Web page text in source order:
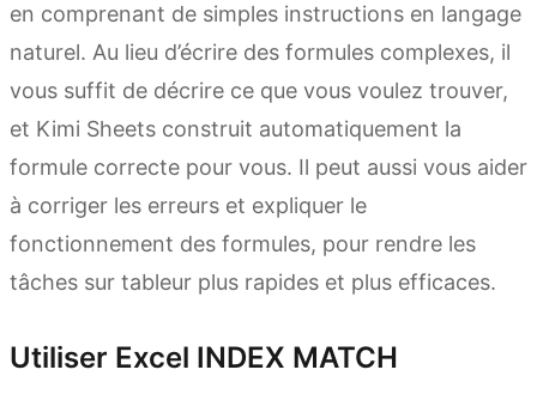
en comprenant de simples instructions en langage
naturel. Au lieu d’écrire des formules complexes, il
vous suffit de décrire ce que vous voulez trouver,
et Kimi Sheets construit automatiquement la
formule correcte pour vous. Il peut aussi vous aider
à corriger les erreurs et expliquer le
fonctionnement des formules, pour rendre les
tâches sur tableur plus rapides et plus efficaces.
Utiliser Excel INDEX MATCH